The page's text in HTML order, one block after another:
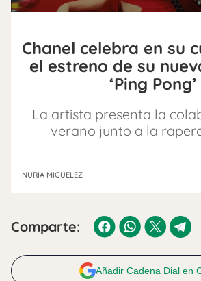
Chanel celebra en su
el estreno de su
‘Ping Pong’
La artista presenta la
verano junto a la
NURIA MIGUELEZ
Comparte:
Añadir Cadena Dial en